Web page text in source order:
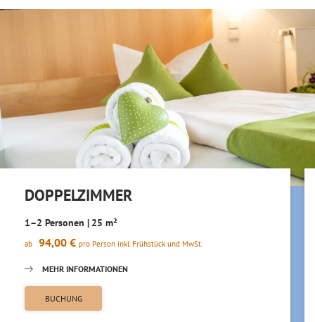
DOPPELZIMMER
1–2 Personen | 25 m²
ab 94,00 € pro Person inkl. Frühstück und MwSt.
MEHR INFORMATIONEN
BUCHUNG